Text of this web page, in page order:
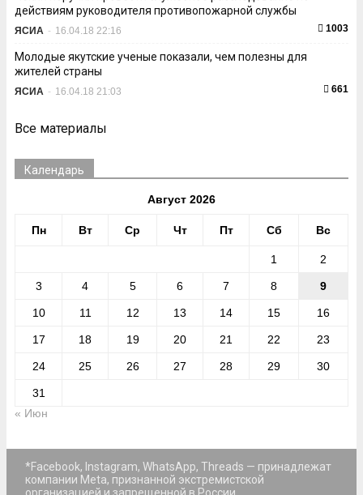
действиям руководителя противопожарной службы
ЯСИА - 16.04.18 22:16 1003
Молодые якутские ученые показали, чем полезны для
жителей страны
ЯСИА - 16.04.18 21:03 661
Все материалы
Календарь
Август 2026
Пн Вт Ср Чт Пт Сб Вс
1 2
3 4 5 6 7 8 9
10 11 12 13 14 15 16
17 18 19 20 21 22 23
24 25 26 27 28 29 30
31
« Июн
*Facebook, Instagram, WhatsApp, Threads — принадлежат
компании Meta, признанной экстремистской